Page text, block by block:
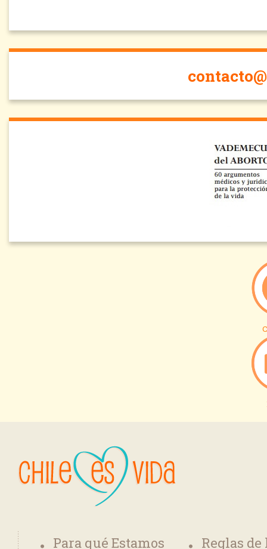
Para qué Estamos Reglas